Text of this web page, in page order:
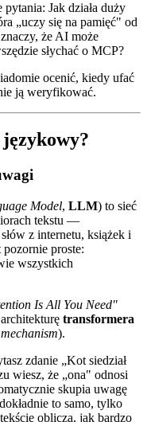
Jak działa duży
„uczy się na pamięć" od
że AI może
słychać o MCP?
ocenić, kiedy ufać
ją weryfikować.
językowy?
Model, LLM) to sieć
tekstu —
z internetu, książek i
proste:
wszystkich
Is All You Need"
transformera
).
zdanie „Kot siedział
wiesz, że „ona" odnosi
skupia uwagę
to samo, tylko
oblicza, jak bardzo